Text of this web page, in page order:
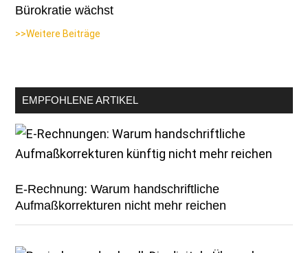
Bürokratie wächst
>>Weitere Beiträge
EMPFOHLENE ARTIKEL
E-Rechnung: Warum handschriftliche
Aufmaßkorrekturen nicht mehr reichen